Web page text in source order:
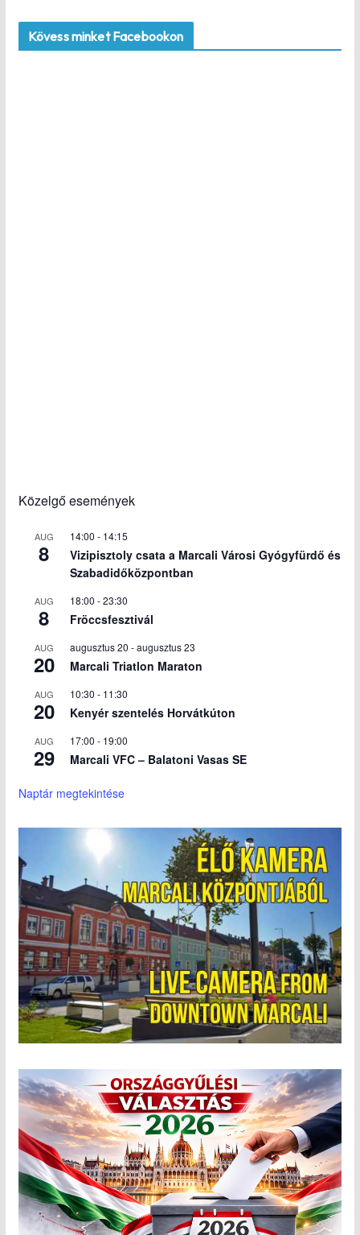
Kövess minket Facebookon
Közelgő események
AUG
8
14:00 - 14:15
Vizipisztoly csata a Marcali Városi Gyógyfürdő és
Szabadidőközpontban
AUG
8
18:00 -23:30
Fröccsfesztivál
AUG
20
augusztus 20 -augusztus 23
Marcali Triatlon Maraton
AUG
20
10:30 - 11:30
Kenyér szentelés Horvátkúton
AUG
29
17:00 - 19:00
Marcali VFC – Balatoni Vasas SE
Naptár megtekintése